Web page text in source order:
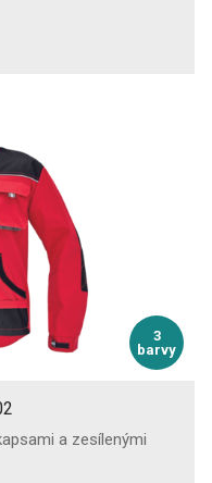
3
barvy
a zesílenými